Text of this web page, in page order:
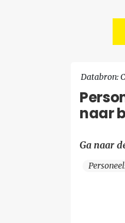
Databron:
naar
Ga naar